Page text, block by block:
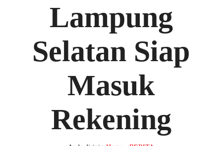
Lampung
Selatan Siap
Masuk
Rekening